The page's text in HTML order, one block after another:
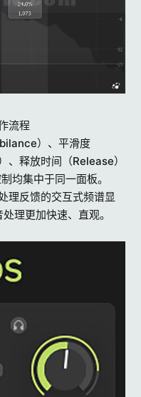
流程
）、平滑度
、释放时间（Release）
均集中于同一面板。
理反馈的交互式频谱显
理更加快速、直观。